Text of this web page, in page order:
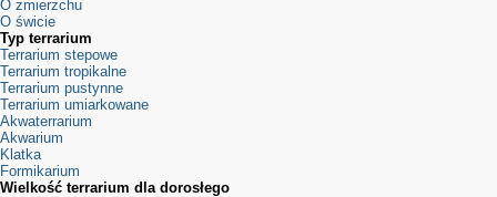
O zmierzchu
O świcie
Typ terrarium
Terrarium stepowe
Terrarium tropikalne
Terrarium pustynne
Terrarium umiarkowane
Akwaterrarium
Akwarium
Klatka
Formikarium
Wielkość terrarium dla dorosłego